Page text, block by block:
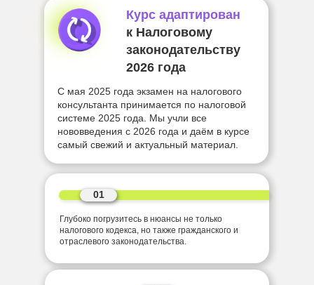
Курс адаптирован
к Налоговому
законодательству
2026 года
С мая 2025 года экзамен на налогового
консультанта принимается по налоговой
системе 2025 года. Мы учли все
нововведения с 2026 года и даём в курсе
самый свежий и актуальный материал.
Глубоко погрузитесь в нюансы не только
налогового кодекса, но также гражданского и
отраслевого законодательства.
01